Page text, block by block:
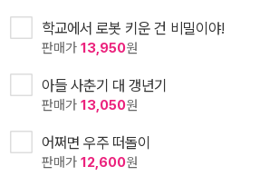
학교에서 로봇 키운 건 비밀이야!
판매가 13,950원
아들 사춘기 대 갱년기
판매가 13,050원
어쩌면 우주 떠돌이
판매가 12,600원